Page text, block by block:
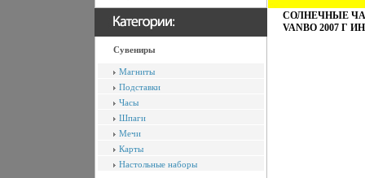
Сувениры
Магниты
Подставки
Часы
Шпаги
Мечи
Карты
Настольные наборы
СОЛНЕЧНЫЕ
VANBO 2007 Г